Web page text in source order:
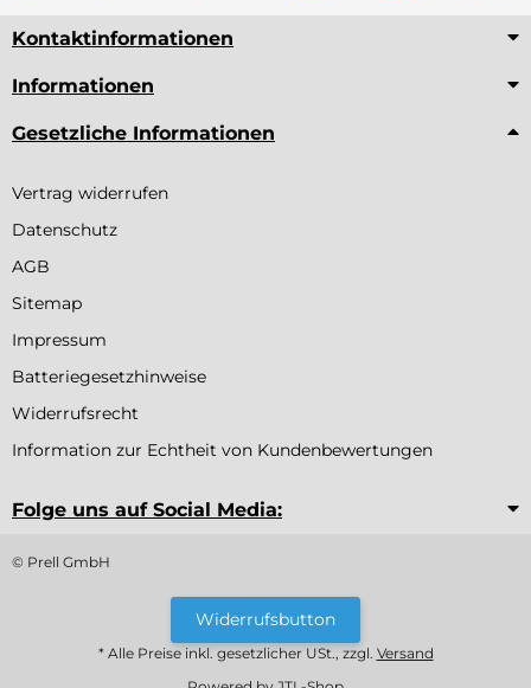
Kontaktinformationen
Informationen
Gesetzliche Informationen
Vertrag widerrufen
Datenschutz
AGB
Sitemap
Impressum
Batteriegesetzhinweise
Widerrufsrecht
Information zur Echtheit von Kundenbewertungen
Folge uns auf Social Media:
© Prell GmbH
Widerrufsbutton
* Alle Preise inkl. gesetzlicher USt., zzgl. Versand